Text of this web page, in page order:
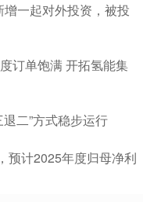
一起对外投资，被投
订单饱满 开拓氢能集
二”方式稳步运行
预计2025年度归母净利